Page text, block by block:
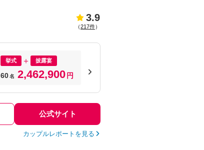
3.9
（217件）
挙式 披露宴
60名 2,462,900 円
公式サイト
カップルレポートを見る